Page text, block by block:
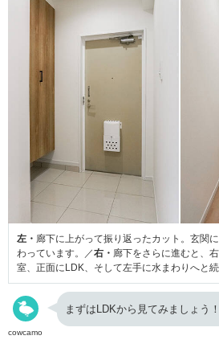
左・ 廊下に上がって振り返ったカット。玄関
わっています。／右・ 廊下をさらに進むと、
室、正面にLDK、そして左手に水まわりへと続
cowcamo
まずはLDKから見てみましょう！